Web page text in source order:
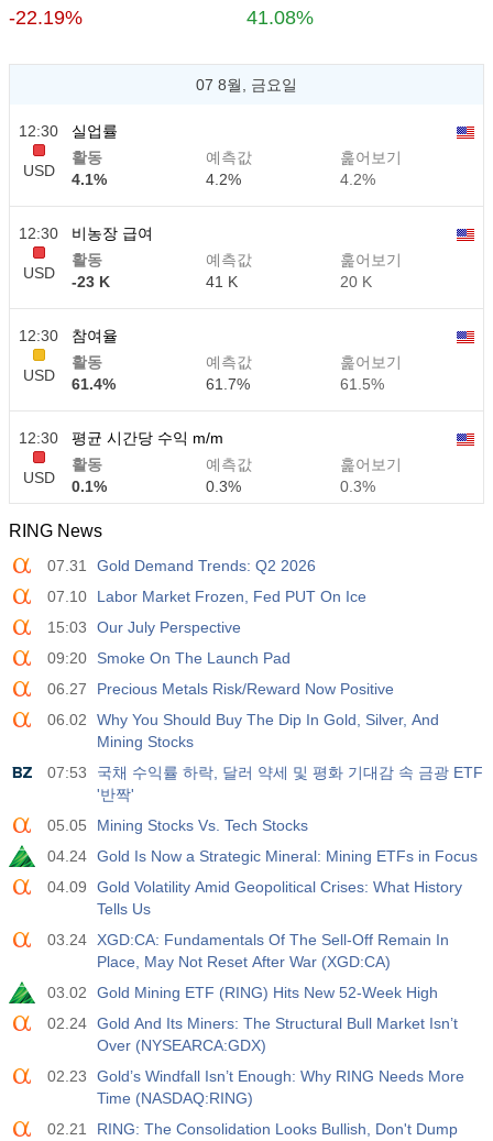
-22.19% 41.08%
07 8월, 금요일
12:30
USD
실업률
활동
4.1%
예측값
4.2%
훑어보기
4.2%
12:30
USD
비농장 급여
활동
-23 K
예측값
41 K
훑어보기
20 K
12:30
USD
참여율
활동
61.4%
예측값
61.7%
훑어보기
61.5%
12:30
USD
평균 시간당 수익 m/m
활동
0.1%
예측값
0.3%
훑어보기
0.3%
12:30
평균 시간당 수익 y/y
활동
3.2%
예측값
3.5%
USD
활동
30 K
예측값
40 K
30 K
U6 실업률
활동
7.9%
예측값
훑어보기
17:00
USD
베이커 휴즈 US Oil Rig Count
454
451
17:00
USD
베이커 휴즈 미국 총 리그 수
588
훑어보기
588
연방 소비자 신용도 m/m
활동
$​14.17 B
예측값
$​11.44 B
훑어보기
RING News
07.31
Gold Demand Trends: Q2 2026
07.10
Labor Market Frozen, Fed PUT On Ice
15:03
Our July Perspective
09:20
Smoke On The Launch Pad
06.27
Precious Metals Risk/Reward Now Positive
06.02
Why You Should Buy The Dip In Gold, Silver, And
Mining Stocks
07:53
국채 수익률 하락, 달러 약세 및 평화 기대감 속 금광 ETF
'반짝'
05.05
Mining Stocks Vs. Tech Stocks
04.24 Gold Is Now a Strategic Mineral: Mining ETFs in Focus
04.09
Gold Volatility Amid Geopolitical Crises: What History
Tells Us
03.24
XGD:CA: Fundamentals Of The Sell-Off Remain In
Place, May Not Reset After War (XGD:CA)
03.02
Gold Mining ETF (RING) Hits New 52-Week High
02.24 Gold And Its Miners: The Structural Bull Market Isn’t
Over (NYSEARCA:GDX)
02.23
Gold’s Windfall Isn’t Enough: Why RING Needs More
Time (NASDAQ:RING)
02.21
RING: The Consolidation Looks Bullish, Don't Dump